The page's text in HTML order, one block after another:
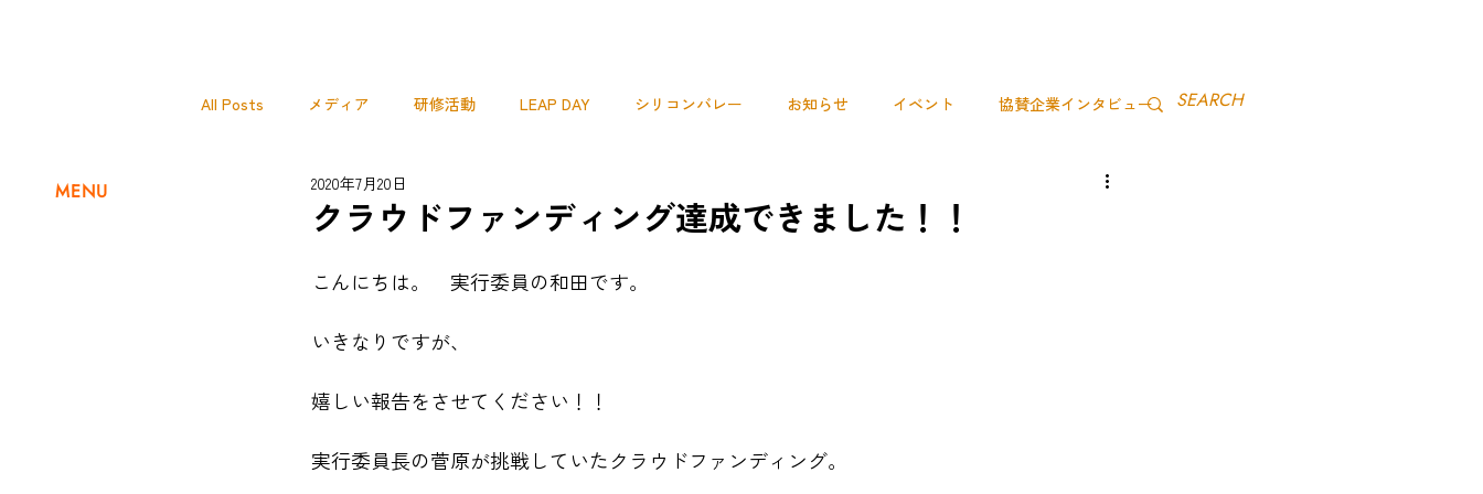
MENU
All Posts メディア 研修活動 LEAP DAY シリコンバレー お知らせ イベント 協賛企業インタビュー
OBOGインタビュー 茨城ミライアカデミー
セキショウミライアカデミー
クラウドファンディング達成できました！！
2020年7月20日
こんにちは。　実行委員の和田です。
いきなりですが、
嬉しい報告をさせてください！！
実行委員長の菅原が挑戦していたクラウドファンディング。